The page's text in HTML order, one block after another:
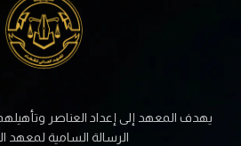
يهدف المعهد إلى إعداد العناصر وتأهيلهم
الرسالة السامية لمعهد